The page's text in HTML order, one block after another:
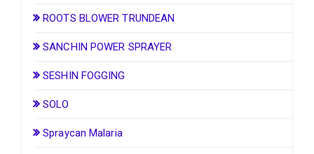
ROOTS BLOWER TRUNDEAN
SANCHIN POWER SPRAYER
SESHIN FOGGING
SOLO
Spraycan Malaria